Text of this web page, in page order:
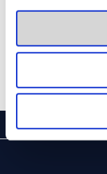
visitar nuestra